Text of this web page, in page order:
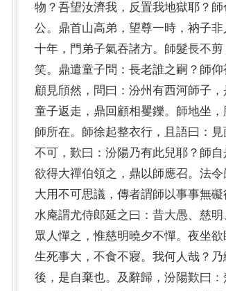
物 ？ 吾望汝濟我 ， 反置我地獄耶 ？ 師
公。 鼎首山高弟 ， 望尊一時 ， 衲子
十年 ， 門弟子氣吞諸方。 師髮長不剪
笑。 鼎遣童子問 ： 長老誰之嗣 ？ 師仰
顧見頎然 ， 問曰 ： 汾州有西河師子 ，
童子返走 ， 鼎回顧相矍鑠。 師地坐 ，
師所在。 師徐起整衣行 ， 且語曰 ：
不可 ， 歎曰 ： 汾陽乃有此兒耶 ？ 師
欲得大禪伯領之 ， 鼎以師應召。 法令
大用不可思議 ， 傳者謂師以事事無礙
水庵謂尤侍郎延之曰 ： 昔大愚、 慈明
眾人憚之 ，惟慈明曉夕不憚。 夜坐欲
生死事大 ， 不食不寢。 我何人哉 ？
後 ， 是自棄也。 及辭歸 ， 汾陽歎曰 ：